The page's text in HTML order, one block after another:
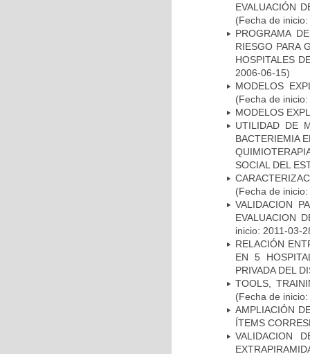
EVALUACIÓN
(Fecha de
PROGRAMA
RIESGO PARA
HOSPITALES
2006-06-15)
MODELOS
(Fecha de
MODELOS
UTILIDAD DE
BACTERIEMIA
SOCIAL DEL
(Fecha de
VALIDACION
EVALUACION
inicio: 2011-03-
RELACIÓN
EN 5
PRIVADA DEL
TOOLS,
(Fecha de
AMPLIACIÓN
ÍTEMS
VALIDACION